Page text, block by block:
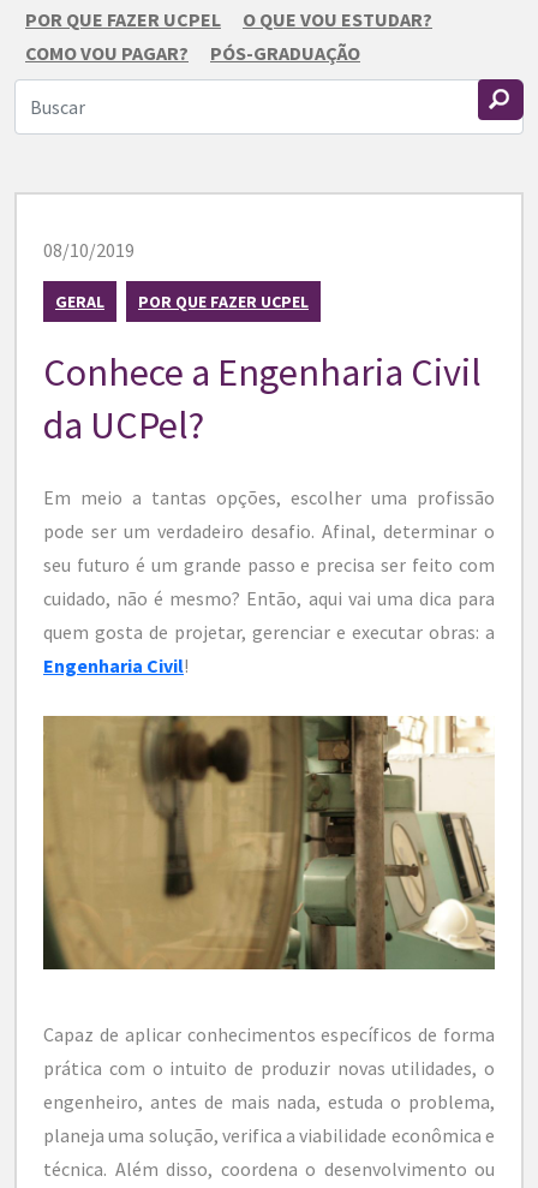
POR QUE FAZER UCPEL
O QUE VOU ESTUDAR?
COMO VOU PAGAR?
PÓS-GRADUAÇÃO
08/10/2019
GERAL POR QUE FAZER UCPEL
Conhece a Engenharia Civil
da UCPel?
Em meio a tantas opções, escolher uma profissão
pode ser um verdadeiro desafio. Afinal, determinar o
seu futuro é um grande passo e precisa ser feito com
cuidado, não é mesmo? Então, aqui vai uma dica para
quem gosta de projetar, gerenciar e executar obras: a
Engenharia Civil!
Capaz de aplicar conhecimentos específicos de forma
prática com o intuito de produzir novas utilidades, o
engenheiro, antes de mais nada, estuda o problema,
planeja uma solução, verifica a viabilidade econômica e
técnica. Além disso, coordena o desenvolvimento ou